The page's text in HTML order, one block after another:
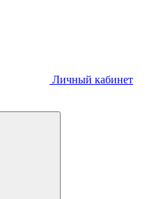
Личный кабинет